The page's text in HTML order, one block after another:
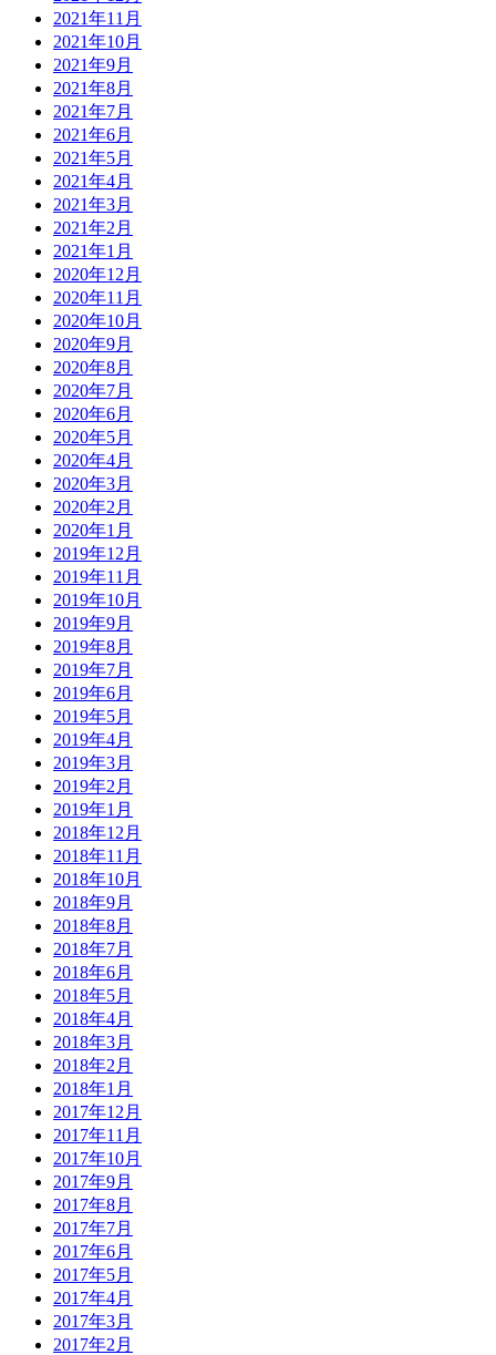
2021年11月
2021年10月
2021年9月
2021年8月
2021年7月
2021年6月
2021年5月
2021年4月
2021年3月
2021年2月
2021年1月
2020年12月
2020年11月
2020年10月
2020年9月
2020年8月
2020年7月
2020年6月
2020年5月
2020年4月
2020年3月
2020年2月
2020年1月
2019年12月
2019年11月
2019年10月
2019年9月
2019年8月
2019年7月
2019年6月
2019年5月
2019年4月
2019年3月
2019年2月
2019年1月
2018年12月
2018年11月
2018年10月
2018年9月
2018年8月
2018年7月
2018年6月
2018年5月
2018年4月
2018年3月
2018年2月
2018年1月
2017年12月
2017年11月
2017年10月
2017年9月
2017年8月
2017年7月
2017年6月
2017年5月
2017年4月
2017年3月
2017年2月